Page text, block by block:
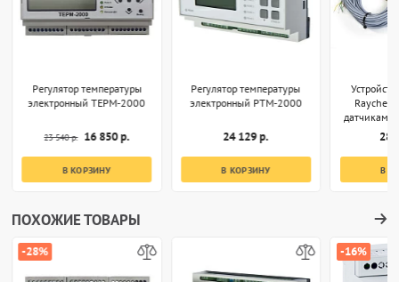
Регулятор температуры
электронный ТЕРМ-2000
23 540 р. 16 850 р.
В КОРЗИНУ
Регулятор температуры
электронный РТМ-2000
24 129 р.
В КОРЗИНУ
датчиками
В
ПОХОЖИЕ ТОВАРЫ
-28% -16%